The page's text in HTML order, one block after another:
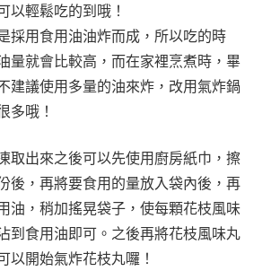
以輕鬆吃的到哦！
採用食用油油炸而成，所以吃的時
量就會比較高，而在家裡烹煮時，畢
建議使用多量的油來炸，改用氣炸鍋
多哦！
取出來之後可以先使用廚房紙巾，擦
後，再將要食用的量放入袋內後，再
油，稍加搖晃袋子，使每顆花枝風味
到食用油即可。之後再將花枝風味丸
以開始氣炸花枝丸囉！